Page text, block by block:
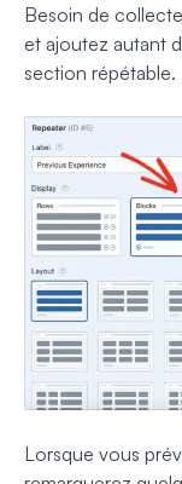
Besoin de
et ajoutez autant
section répétable.
Lorsque vous